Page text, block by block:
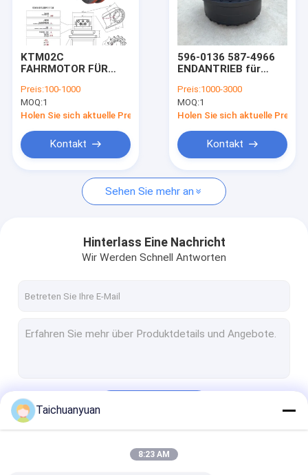
Getriebe zur Verringerung der Reise des Baggers
Achsantriebsteile für Bagger
Schwingantriebsmotor für Bagger
Schwingungsschrumpfgetriebe für Bagger
Bagger Swing Drive Parts
Hydraulikpumpeteile des Baggers
Motorprodukt
KTM02C
FAHRMOTOR FÜR
KX36.3 KX41.2V
Preis:100-1000
MOQ:1
Holen Sie sich aktuelle Preis
Kontakt
596-0136 587-4966
ENDANTRIEB für
390F 390F L 395
MH3295 385C L MH
3101
Preis:1000-3000
MOQ:1
Holen Sie sich aktuelle Preis
Kontakt
Sehen Sie mehr an
Hinterlass Eine Nachricht
Wir Werden Schnell Antworten
Taichuanyuan
8:23 AM